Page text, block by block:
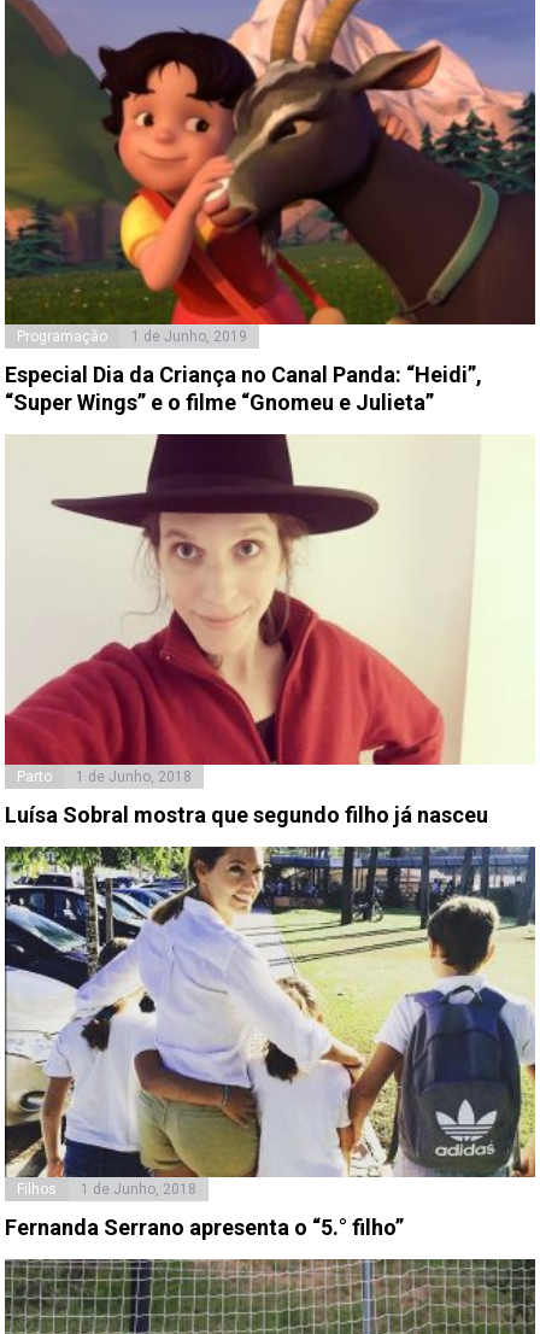
Programação 1 de Junho, 2019
Especial Dia da Criança no Canal Panda: “Heidi”,
“Super Wings” e o filme “Gnomeu e Julieta”
Parto 1 de Junho, 2018
Luísa Sobral mostra que segundo filho já nasceu
Filhos 1 de Junho, 2018
Fernanda Serrano apresenta o “5.° filho”